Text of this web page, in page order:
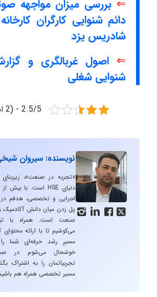
⇐ بررسی میزان مواجهه
دائم شنوایی کارگران
شادریس یزد
⇐ اصول غربالگری و
شنوایی شغلی
2.5/5 - (2 امتیاز)
   
نویسنده: سیروان
«تجربه در صنعت»،
اجرایی و تخصصی، هدفم
پل زدن میان دانشِ آکادمیک
صنعت است. همراه با
می‌کوشیم تا با ارائه محتوای
مسیرِ رشد حرفه‌ای شما را
خوشحال می‌شوم در
تجربیاتمان را به اشتراک
مسیر تخصصی همراه هم